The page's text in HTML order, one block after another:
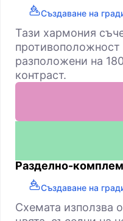
Създаване на
Тази хармония
противоположност
разположени на
контраст.
Разделно-
Създаване на
Схемата използва